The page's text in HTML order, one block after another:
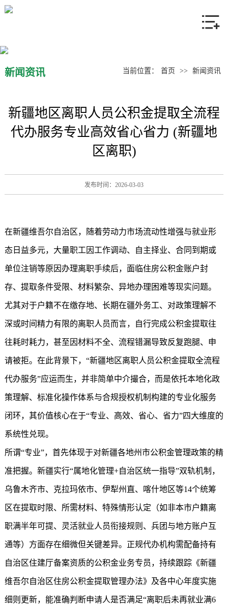
产品中心
联系我们
新闻资讯 当前位置： 首页 >> 新闻资讯
新疆地区离职人员公积金提取全流程
代办服务专业高效省心省力 (新疆地
区离职)
发布时间：2026-03-03
在新疆维吾尔自治区，随着劳动力市场流动性增强与就业形
态日益多元，大量职工因工作调动、自主择业、合同到期或
单位注销等原因办理离职手续后，面临住房公积金账户封
存、提取条件受限、材料繁杂、异地办理困难等现实问题。
尤其对于户籍不在缴存地、长期在疆外务工、对政策理解不
深或时间精力有限的离职人员而言，自行完成公积金提取往
往耗时耗力，甚至因材料不全、流程错漏导致反复跑腿、申
请被拒。在此背景下，“新疆地区离职人员公积金提取全流程
代办服务”应运而生，并非简单中介撮合，而是依托本地化政
策理解、标准化操作体系与合规授权机制构建的专业化服务
闭环，其价值核心在于“专业、高效、省心、省力”四大维度的
系统性兑现。
所谓“专业”，首先体现于对新疆各地州市公积金管理政策的精
准把握。新疆实行“属地化管理+自治区统一指导”双轨机制，
乌鲁木齐市、克拉玛依市、伊犁州直、喀什地区等14个统筹
区在提取时限、所需材料、特殊情形认定（如非本市户籍离
职满半年可提、灵活就业人员衔接规则、兵团与地方账户互
通等）方面存在细微但关键差异。正规代办机构需配备持有
自治区住建厅备案资质的公积金业务专员，持续跟踪《新疆
维吾尔自治区住房公积金提取管理办法》及各中心年度实施
细则更新，能准确判断申请人是否满足“离职后未再就业满6